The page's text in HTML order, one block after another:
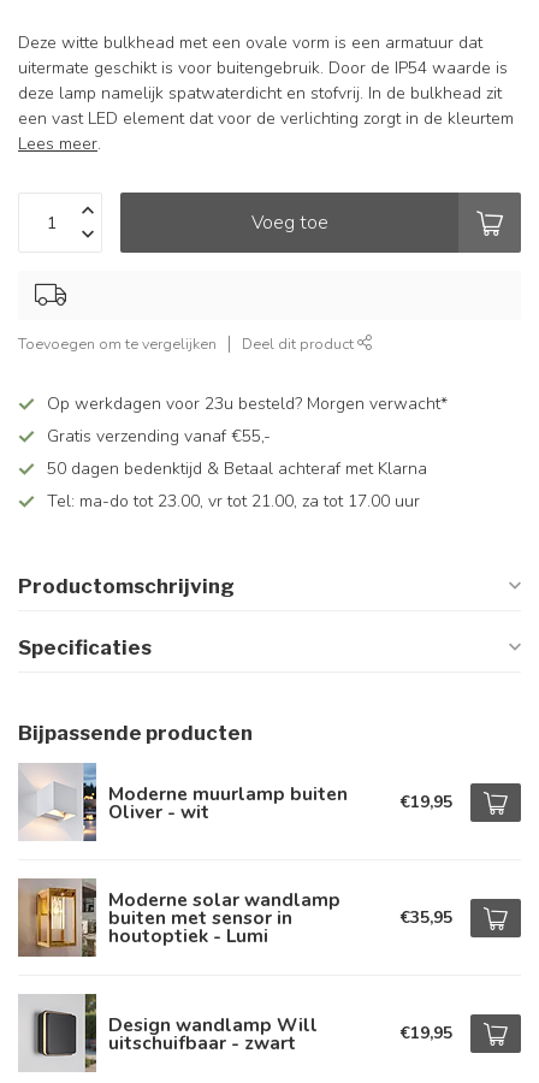
Deze witte bulkhead met een ovale vorm is een armatuur dat
uitermate geschikt is voor buitengebruik. Door de IP54 waarde is
deze lamp namelijk spatwaterdicht en stofvrij. In de bulkhead zit
een vast LED element dat voor de verlichting zorgt in de kleurtem
Lees meer.
Voeg toe
Toevoegen om te vergelijken Deel dit product
Op werkdagen voor 23u besteld? Morgen verwacht*
Gratis verzending vanaf €55,-
50 dagen bedenktijd & Betaal achteraf met Klarna
Tel: ma-do tot 23.00, vr tot 21.00, za tot 17.00 uur
Productomschrijving
Specificaties
Bijpassende producten
Moderne muurlamp buiten
Oliver - wit €19,95
Moderne solar wandlamp
buiten met sensor in
houtoptiek - Lumi
€35,95
Design wandlamp Will
uitschuifbaar - zwart €19,95